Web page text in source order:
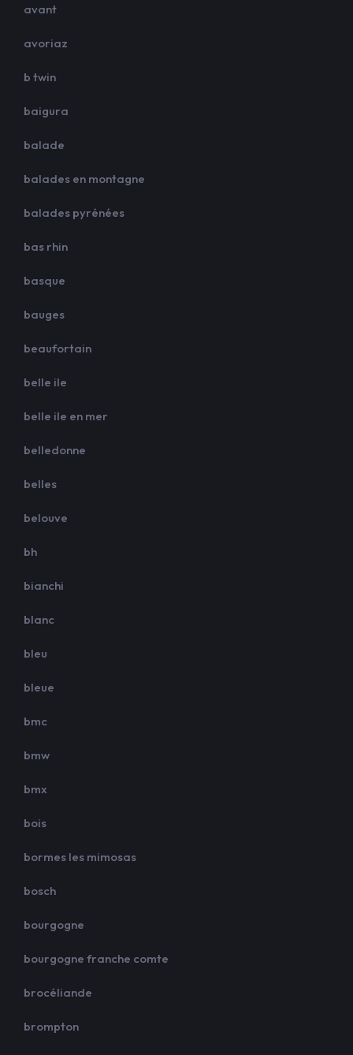
avant
avoriaz
b twin
baigura
balade
balades en montagne
balades pyrénées
bas rhin
basque
bauges
beaufortain
belle ile
belle ile en mer
belledonne
belles
belouve
bh
bianchi
blanc
bleu
bleue
bmc
bmw
bmx
bois
bormes les mimosas
bosch
bourgogne
bourgogne franche comte
brocéliande
brompton